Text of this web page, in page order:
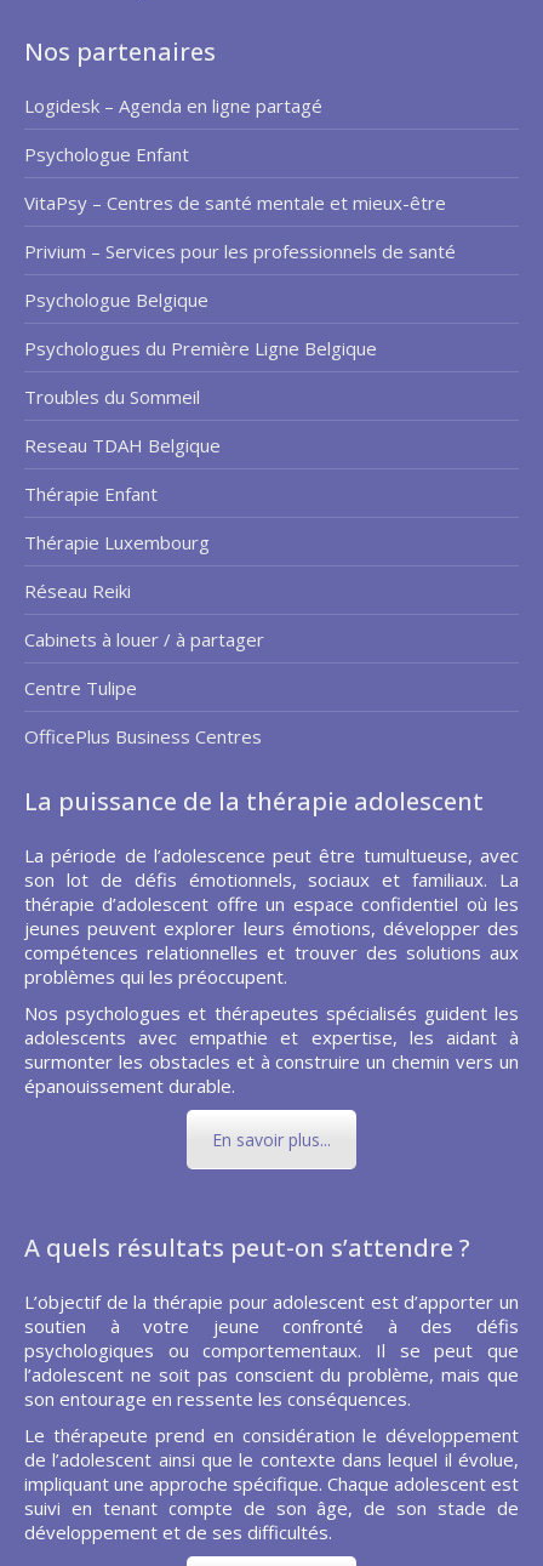
Nos partenaires
Logidesk – Agenda en ligne partagé
Psychologue Enfant
VitaPsy – Centres de santé mentale et mieux-être
Privium – Services pour les professionnels de santé
Psychologue Belgique
Psychologues du Première Ligne Belgique
Troubles du Sommeil
Reseau TDAH Belgique
Thérapie Enfant
Thérapie Luxembourg
Réseau Reiki
Cabinets à louer / à partager
Centre Tulipe
OfficePlus Business Centres
La puissance de la thérapie adolescent
La période de l’adolescence peut être tumultueuse, avec
son lot de défis émotionnels, sociaux et familiaux. La
thérapie d’adolescent offre un espace confidentiel où les
jeunes peuvent explorer leurs émotions, développer des
compétences relationnelles et trouver des solutions aux
problèmes qui les préoccupent.
Nos psychologues et thérapeutes spécialisés guident les
adolescents avec empathie et expertise, les aidant à
surmonter les obstacles et à construire un chemin vers un
épanouissement durable.
En savoir plus...
A quels résultats peut-on s’attendre ?
L’objectif de la thérapie pour adolescent est d’apporter un
soutien à votre jeune confronté à des défis
psychologiques ou comportementaux. Il se peut que
l’adolescent ne soit pas conscient du problème, mais que
son entourage en ressente les conséquences.
Le thérapeute prend en considération le développement
de l’adolescent ainsi que le contexte dans lequel il évolue,
impliquant une approche spécifique. Chaque adolescent est
suivi en tenant compte de son âge, de son stade de
développement et de ses difficultés.